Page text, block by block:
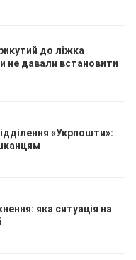
до ліжка
не давали встановити
«Укрпошти»:
яка ситуація на